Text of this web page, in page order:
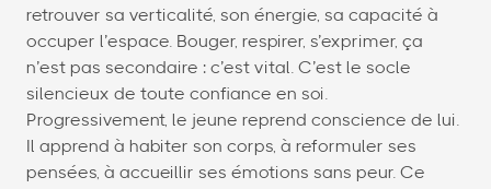
retrouver sa verticalité, son énergie, sa capacité à
occuper l’espace. Bouger, respirer, s’exprimer, ça
n’est pas secondaire : c’est vital. C’est le socle
silencieux de toute confiance en soi.
Progressivement, le jeune reprend conscience de lui.
Il apprend à habiter son corps, à reformuler ses
pensées, à accueillir ses émotions sans peur. Ce